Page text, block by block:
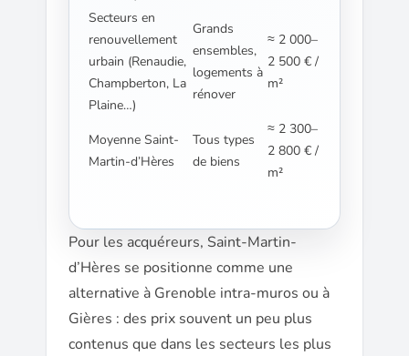
Secteurs en
renouvellement
urbain (Renaudie,
Champberton, La
Plaine…)
Grands
ensembles,
logements à
rénover
≈ 2 000–
2 500 € /
m²
Moyenne Saint-
Martin-d’Hères
Tous types
de biens
≈ 2 300–
2 800 € /
m²
Pour les acquéreurs, Saint-Martin-
d’Hères se positionne comme une
alternative à Grenoble intra-muros ou à
Gières : des prix souvent un peu plus
contenus que dans les secteurs les plus